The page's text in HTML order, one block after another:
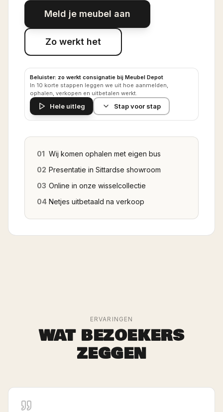
Meld je meubel aan
Zo werkt het
Beluister: zo werkt consignatie bij Meubel Depot
In 10 korte stappen leggen we uit hoe aanmelden,
ophalen, verkopen en uitbetalen werkt.
Hele uitleg Stap voor stap
01 Wij komen ophalen met eigen bus
02 Presentatie in Sittardse showroom
03 Online in onze wisselcollectie
04 Netjes uitbetaald na verkoop
ERVARINGEN
WAT BEZOEKERS
ZEGGEN